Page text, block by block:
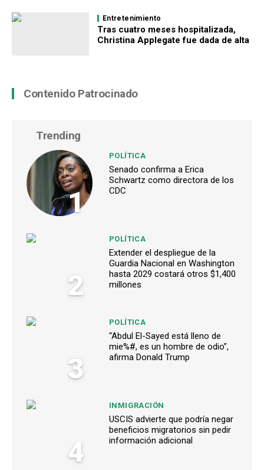
Entretenimiento
Tras cuatro meses hospitalizada,
Christina Applegate fue dada de alta
Contenido Patrocinado
Trending
1
POLÍTICA
Senado confirma a Erica
Schwartz como directora de los
CDC
2
POLÍTICA
Extender el despliegue de la
Guardia Nacional en Washington
hasta 2029 costará otros $1,400
millones
3
POLÍTICA
“Abdul El-Sayed está lleno de
mie%#, es un hombre de odio”,
afirma Donald Trump
4
INMIGRACIÓN
USCIS advierte que podría negar
beneficios migratorios sin pedir
información adicional